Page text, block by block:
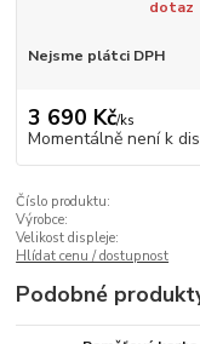
dotaz
Nejsme plátci DPH
3 690 Kč/ks
Momentálně není k
Číslo produktu:
Výrobce:
Velikost displeje:
Hlídat cenu / dostupnost
Podobné